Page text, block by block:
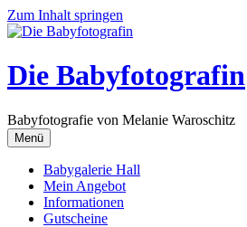
Zum Inhalt springen
Die Babyfotografin
Babyfotografie von Melanie Waroschitz
Menü
Babygalerie Hall
Mein Angebot
Informationen
Gutscheine